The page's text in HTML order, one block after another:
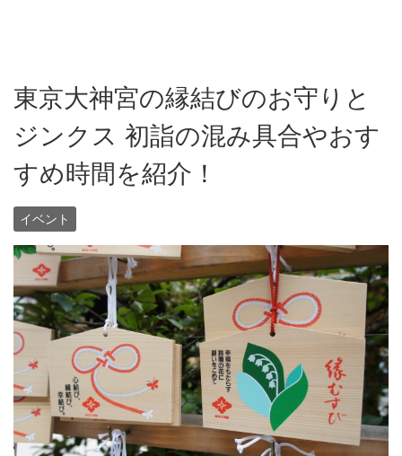
東京大神宮の縁結びのお守りと
ジンクス 初詣の混み具合やおす
すめ時間を紹介！
イベント